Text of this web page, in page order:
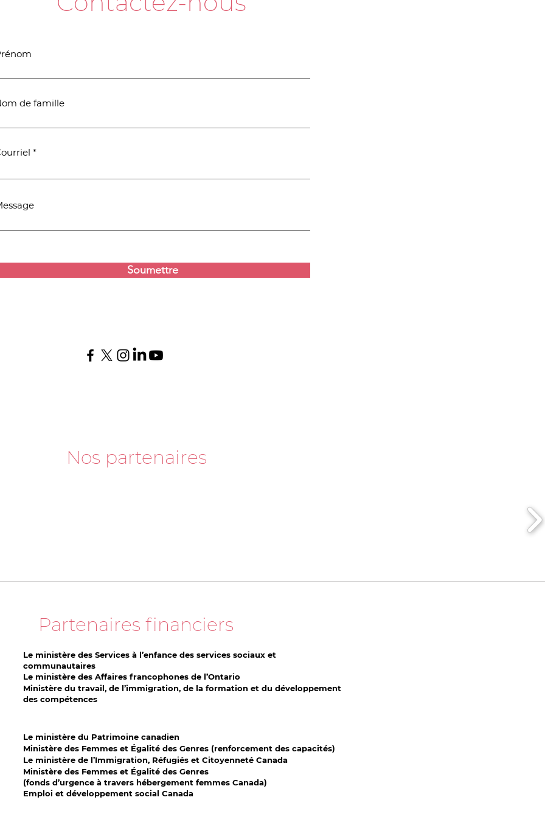
de famille
Soumettre
Nos partenaires
Partenaires financiers
Le ministère des Services à l’enfance des services sociaux et
communautaires
Le ministère des Affaires francophones de l’Ontario
Ministère du travail, de l’immigration, de la formation et du développement
des compétences
Le ministère du Patrimoine canadien
Ministère des Femmes et Égalité des Genres (renforcement des capacités)
Le ministère de l’Immigration, Réfugiés et Citoyenneté Canada
Ministère des Femmes et Égalité des Genres
(fonds d’urgence à travers hébergement femmes Canada)
Emploi et développement social Canada